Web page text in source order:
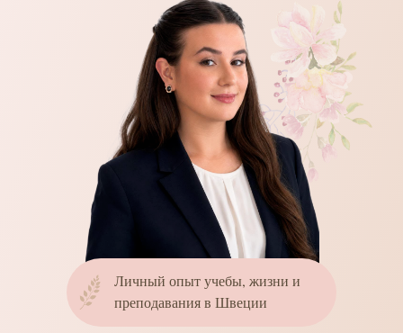
Личный опыт учебы, жизни и
преподавания в Швеции